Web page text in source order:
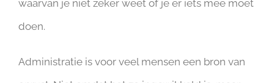
waarvan je niet zeker weet of je er iets mee moet
doen.
Administratie is voor veel mensen een bron van